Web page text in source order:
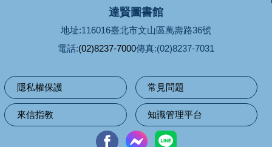
達賢圖書館
地址:116016臺北市文山區萬壽路36號
電話:(02)8237-7000傳真:(02)8237-7031
隱私權保護 常見問題
來信指教 知識管理平台